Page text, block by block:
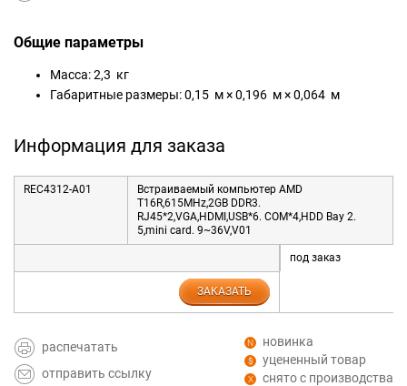
Общие параметры
Масса: 2,3 кг
Габаритные размеры: 0,15 м × 0,196 м × 0,064 м
Информация для заказа
REC4312-A01
Встраиваемый компьютер AMD
T16R,615MHz,2GB DDR3.
RJ45*2,VGA,HDMI,USB*6. COM*4,HDD Bay 2.
5,mini card. 9~36V,V01
под заказ
ЗАКАЗАТЬ
распечатать
отправить ссылку
новинка
уцененный товар
снято с производства